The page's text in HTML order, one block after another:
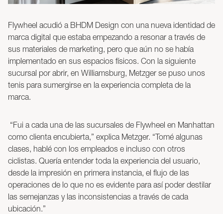
Flywheel acudió a BHDM Design con una nueva identidad de
marca digital que estaba empezando a resonar a través de
sus materiales de marketing, pero que aún no se había
implementado en sus espacios físicos. Con la siguiente
sucursal por abrir, en Williamsburg, Metzger se puso unos
tenis para sumergirse en la experiencia completa de la
marca.
“Fui a cada una de las sucursales de Flywheel en Manhattan
como clienta encubierta,” explica Metzger. “Tomé algunas
clases, hablé con los empleados e incluso con otros
ciclistas. Quería entender toda la experiencia del usuario,
desde la impresión en primera instancia, el flujo de las
operaciones de lo que no es evidente para así poder destilar
las semejanzas y las inconsistencias a través de cada
ubicación.”